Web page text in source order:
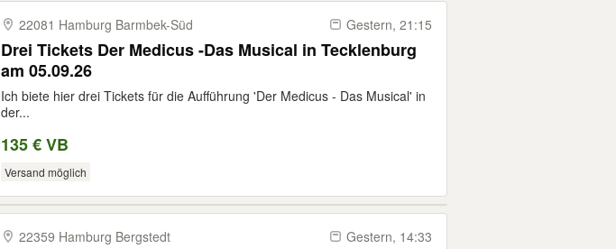
22081 Hamburg Barmbek-​Süd Gestern, 21:15
Drei Tickets Der Medicus -Das Musical in Tecklenburg
am 05.09.26
Ich biete hier drei Tickets für die Aufführung 'Der Medicus - Das Musical' in
der...
135 € VB
Versand möglich
22359 Hamburg Bergstedt Gestern, 14:33